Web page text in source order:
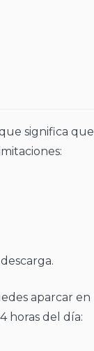
significa que
aparcar en
horas del día: